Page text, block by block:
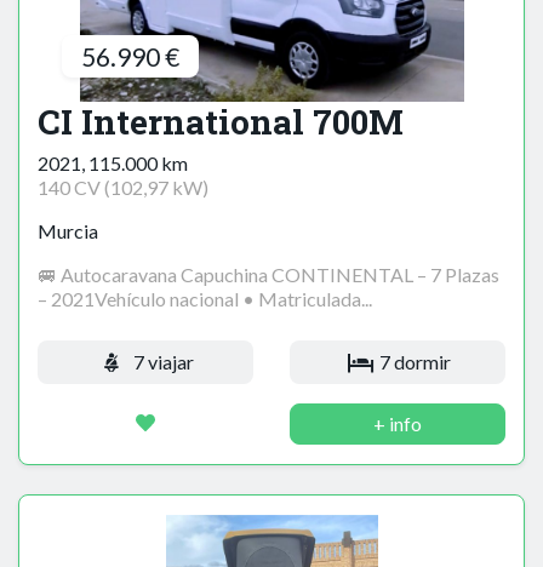
56.990 €
CI International 700M
2021, 115.000 km
140 CV (102,97 kW)
Murcia
🚐 Autocaravana Capuchina CONTINENTAL – 7 Plazas
– 2021Vehículo nacional • Matriculada...
7 viajar 7 dormir
+ info